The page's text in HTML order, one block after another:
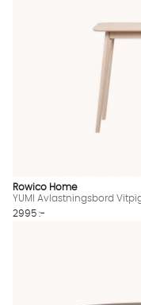
Rowico Home
YUMI Avlastningsbord
2995 :-